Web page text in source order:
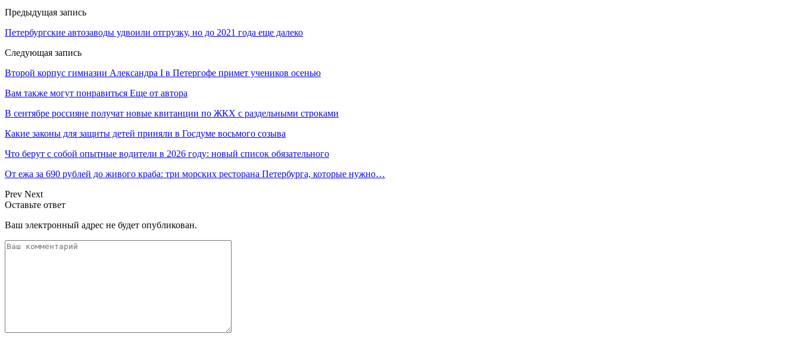
Предыдущая запись
Петербургские автозаводы удвоили отгрузку, но до 2021 года еще далеко
Следующая запись
Второй корпус гимназии Александра I в Петергофе примет учеников осенью
Вам также могут понравиться Еще от автора
В сентябре россияне получат новые квитанции по ЖКХ с раздельными строками
Какие законы для защиты детей приняли в Госдуме восьмого созыва
Что берут с собой опытные водители в 2026 году: новый список обязательного
От ежа за 690 рублей до живого краба: три морских ресторана Петербурга, которые нужно…
Prev Next
Оставьте ответ
Ваш электронный адрес не будет опубликован.